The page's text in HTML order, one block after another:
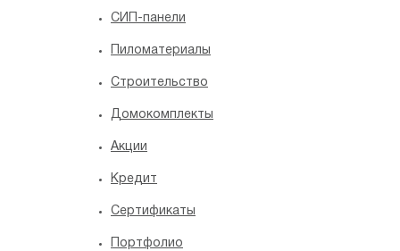
СИП-панели
Пиломатериалы
Строительство
Домокомплекты
Акции
Кредит
Сертификаты
Портфолио